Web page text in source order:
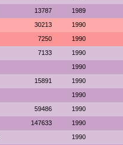
13787 1989
30213 1990
7250 1990
7133 1990
1990
15891 1990
1990
59486 1990
147633 1990
1990